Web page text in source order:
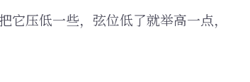
压低一些，弦位低了就举高一点，